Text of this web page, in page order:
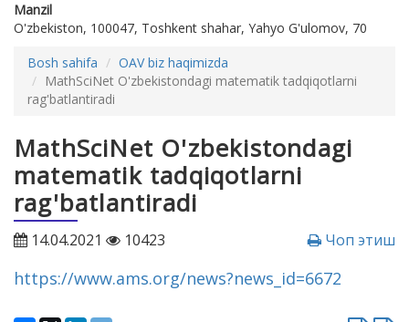
Manzil
O'zbekiston, 100047, Toshkent shahar, Yahyo G'ulomov, 70
Bosh sahifa
OAV biz haqimizda
MathSciNet O'zbekistondagi matematik tadqiqotlarni
rag'batlantiradi
MathSciNet O'zbekistondagi
matematik tadqiqotlarni
rag'batlantiradi
14.04.2021 10423 Чоп этиш
https://www.ams.org/news?news_id=6672